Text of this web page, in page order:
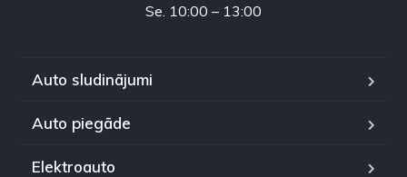
Se. 10:00 – 13:00
Auto sludinājumi
Auto piegāde
Elektroauto